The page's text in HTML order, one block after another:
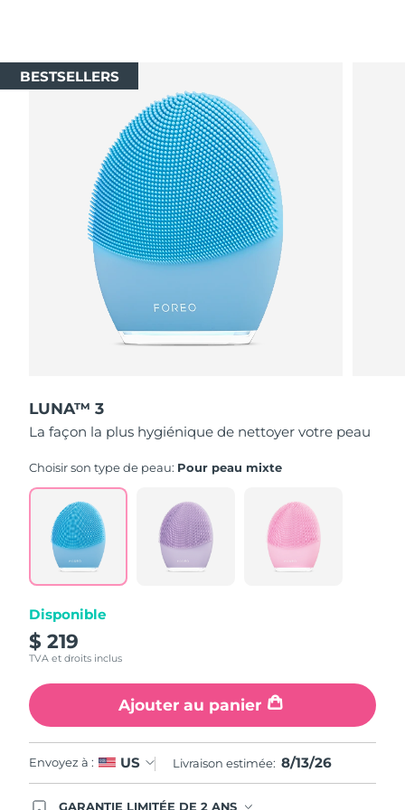
BESTSELLERS
LUNA™ 3
La façon la plus hygiénique de nettoyer votre peau
Choisir son type de peau: Pour peau mixte
Disponible
$ 219
TVA et droits inclus
Ajouter au panier
Envoyez à : US Livraison estimée: 8/13/26
GARANTIE LIMITÉE DE 2 ANS